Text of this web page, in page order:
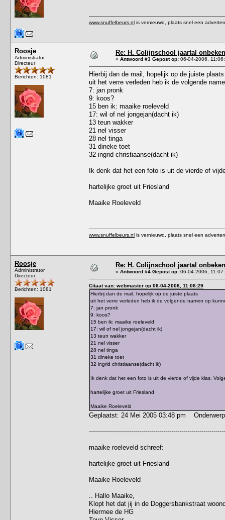
www.snuffelbeurs.nl is vernieuwd, plaats snel een
Roosje
Administrator
Directeur
Berichten: 1081
Re: H. Colijnschool jaartal
« Antwoord #3 Gepost op: 06-04-2006,
Hierbij dan de mail, hopelijk op de juiste plaats
uit het verre verleden heb ik de volgende
7: jan pronk
9: koos?
15 ben ik: maaike roeleveld
17: wil of nel jongejan(dacht ik)
13 teun wakker
21 nel visser
28 nel tinga
31 dineke toet
32 ingrid christiaanse(dacht ik)
Ik denk dat het een foto is uit de vierde of
hartelijke groet uit Friesland
Maaike Roeleveld
www.snuffelbeurs.nl is vernieuwd, plaats snel een
Roosje
Administrator
Directeur
Berichten: 1081
Re: H. Colijnschool jaartal
« Antwoord #4 Gepost op: 06-04-2006,
Citaat van: webmaster op 06-04-2006, 11:06:29
Hierbij dan de mail, hopelijk op de juiste plaats
uit het verre verleden heb ik de volgende namen op
7: jan pronk
9: koos?
15 ben ik: maaike roeleveld
17: wil of nel jongejan(dacht ik)
13 teun wakker
21 nel visser
28 nel tinga
31 dineke toet
32 ingrid christiaanse(dacht ik)
Ik denk dat het een foto is uit de vierde of vijde klas.
hartelijke groet uit Friesland
Maaike Roeleveld
Geplaatst: 24 Mei 2005 03:48 pm
maaike roeleveld schreef:
hartelijke groet uit Friesland
Maaike Roeleveld
.. Hallo Maaike,
Klopt het dat jij in de Doggersbankstraat
Hiermee de HG